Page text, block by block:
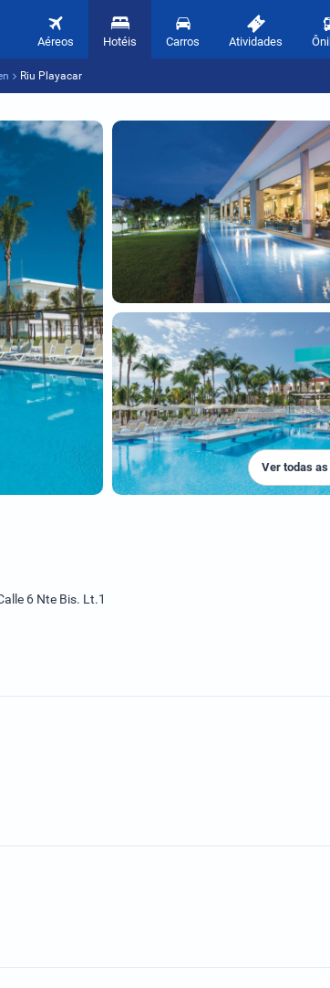
Aéreos Hotéis Carros Atividades
Riu Playacar
Ver todas
6 Nte Bis. Lt.1